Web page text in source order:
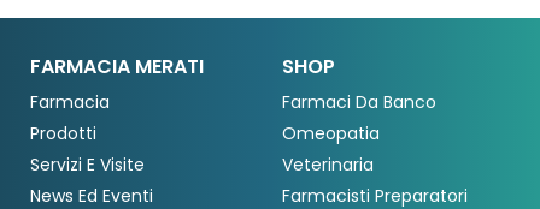
FARMACIA MERATI
Farmacia
Prodotti
Servizi E Visite
News Ed Eventi
SHOP
Farmaci Da Banco
Omeopatia
Veterinaria
Farmacisti Preparatori